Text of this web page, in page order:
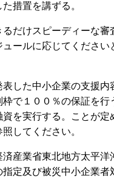
措置を講ずる。
だけスピーディーな審
ュールに応じてください
した中小企業の支援内
で１００％の保証を行
を実行する。
ことが定
してください。
産業省東北地方太平洋
定及び被災中小企業者